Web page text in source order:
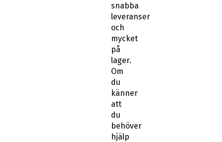
snabba
leveranser
och
mycket
på
lager.
Om
du
känner
att
du
behöver
hjälp